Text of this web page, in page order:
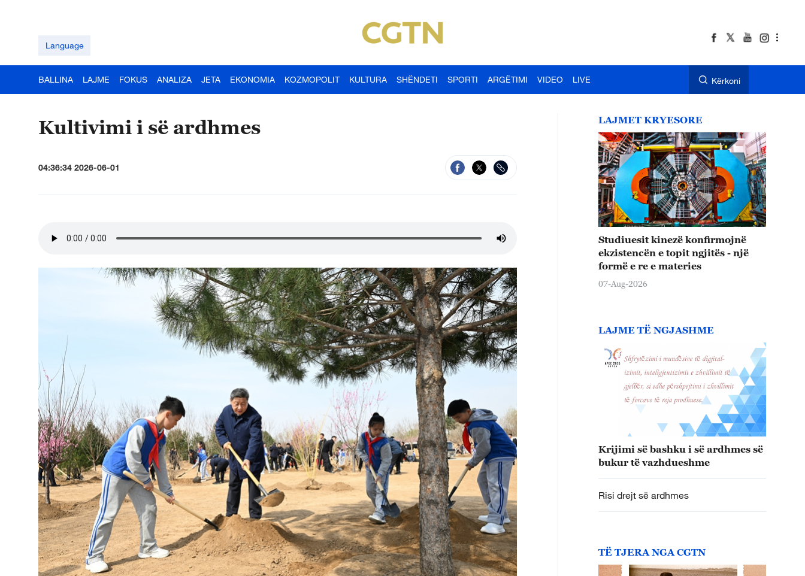
Language
BALLINA LAJME FOKUS ANALIZA JETA EKONOMIA KOZMOPOLIT KULTURA SHËNDETI SPORTI ARGËTIMI VIDEO LIVE Kërkoni
Kultivimi i së ardhmes
04:36:34 2026-06-01
LAJMET KRYESORE
Studiuesit kinezë konfirmojnë
ekzistencën e topit ngjitës - një
formë e re e materies
07-Aug-2026
LAJME TË NGJASHME
Krijimi së bashku i së ardhmes së
bukur të vazhdueshme
Risi drejt së ardhmes
TË TJERA NGA CGTN